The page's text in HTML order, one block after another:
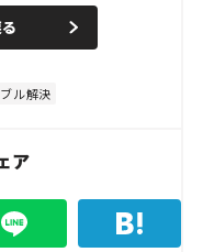
n
ル解決
ア